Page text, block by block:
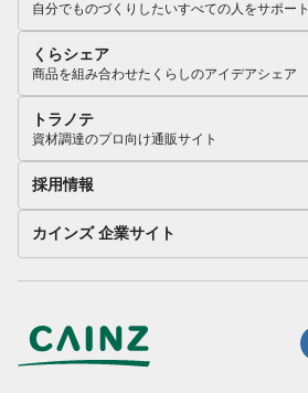
自分でものづくりしたいすべての人をサポート
くらシェア
商品を組み合わせたくらしのアイデアシェア
トラノテ
資材調達のプロ向け通販サイト
採用情報
カインズ 企業サイト